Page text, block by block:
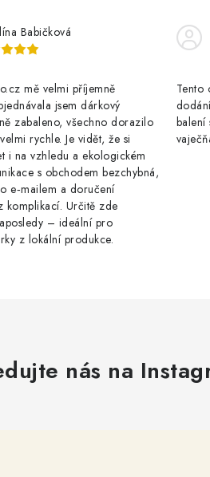
Babičková
mě velmi příjemně
jsem dárkový
zabaleno, všechno dorazilo
rychle. Je vidět, že si
i na vzhledu a ekologickém
s obchodem bezchybná,
e‑mailem a doručení
komplikací. Určitě zde
– ideální pro
z lokální produkce.
Tento
balení
nás na